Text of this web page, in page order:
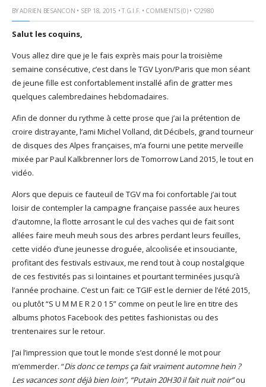
God It’s Friday | Irish Call
anniversaire Lara Croft !
Mar 10, 2017 |TGIF – Thank
God It’s Friday | Journée de
la Femme
Mar 06, 2017 |No Money
esthétique pour leur
nouveau single
Mar 02, 2017 |Sacré nom
d’une pipe !
BYADRIEN BESANCON • SEP 18, 2015 • T.G.I.F. • COMMENTS (0)• 2980
Salut les coquins,
Vous allez dire que je le fais exprès mais pour la troisième
semaine consécutive, c’est dans le TGV Lyon/Paris que mon séant
de jeune fille est confortablement installé afin de gratter mes
quelques calembredaines hebdomadaires.
Afin de donner du rythme à cette prose que j’ai la prétention de
croire distrayante, l’ami Michel Volland, dit Décibels, grand tourneur
de disques des Alpes françaises, m’a fourni une petite merveille
mixée par Paul Kalkbrenner lors de Tomorrow Land 2015, le tout en
vidéo.
Alors que depuis ce fauteuil de TGV ma foi confortable j’ai tout
loisir de contempler la campagne française passée aux heures
d’automne, la flotte arrosant le cul des vaches qui de fait sont
allées faire meuh meuh sous des arbres perdant leurs feuilles,
cette vidéo d’une jeunesse droguée, alcoolisée et insouciante,
profitant des festivals estivaux, me rend tout à coup nostalgique
de ces festivités pas si lointaines et pourtant terminées jusqu’à
l’année prochaine. C’est un fait: ce TGIF est le dernier de l’été 2015,
ou plutôt “S U M M E R 2 0 1 5” comme on peut le lire en titre des
albums photos Facebook des petites fashionistas ou des
trentenaires sur le retour.
J’ai l’impression que tout le monde s’est donné le mot pour
m’emmerder. “Dis donc ce temps ça fait vraiment automne hein ?
Les vacances sont déjà bien loin”, “Putain 20H30 il fait nuit noir”ou